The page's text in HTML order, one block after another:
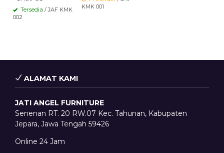
Tersedia / JAF KMK
002
KMK 001
ALAMAT KAMI
JATI ANGEL FURNITURE
Senenan RT. 20 RW.07 Kec. Tahunan, Kabupaten
Jepara, Jawa Tengah 59426
Online 24 Jam